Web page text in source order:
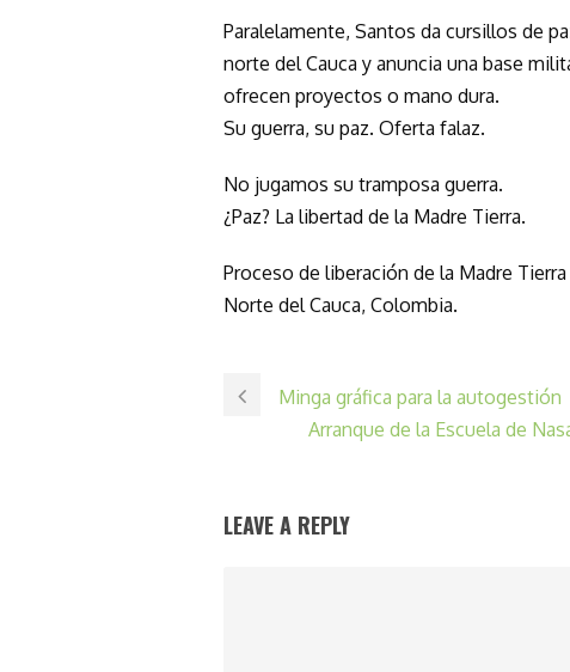
Paralelamente, Santos da cursillos de
norte del Cauca y anuncia una base
ofrecen proyectos o mano dura.
Su guerra, su paz. Oferta falaz.
No jugamos su tramposa guerra.
¿Paz? La libertad de la Madre Tierra.
Proceso de liberación de la Madre Tierra
Norte del Cauca, Colombia.
Minga gráfica para la autogestión
Arranque de la Escuela de
LEAVE A REPLY